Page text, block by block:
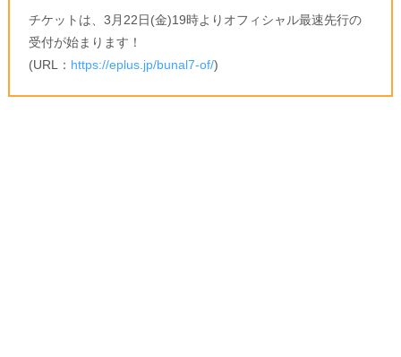
チケットは、3月22日(金)19時よりオフィシャル最速先行の
受付が始まります！
(URL： https://eplus.jp/bunal7-of/)